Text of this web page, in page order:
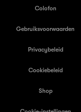
Colofon
Gebruiksvoorwaarden
Privacybeleid
Cookiebeleid
Shop